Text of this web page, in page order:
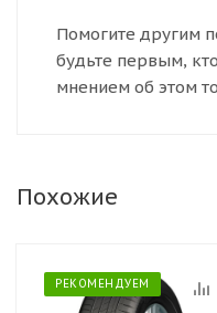
Помогите другим
будьте первым,
мнением об этом
Похожие
РЕКОМЕНДУЕМ